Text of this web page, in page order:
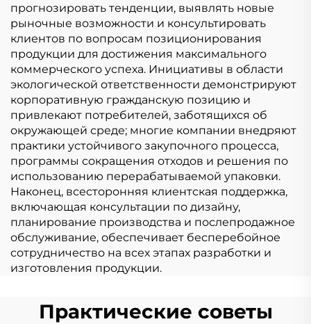
прогнозировать тенденции, выявлять новые
рыночные возможности и консультировать
клиентов по вопросам позиционирования
продукции для достижения максимального
коммерческого успеха. Инициативы в области
экологической ответственности демонстрируют
корпоративную гражданскую позицию и
привлекают потребителей, заботящихся об
окружающей среде; многие компании внедряют
практики устойчивого закупочного процесса,
программы сокращения отходов и решения по
использованию перерабатываемой упаковки.
Наконец, всесторонняя клиентская поддержка,
включающая консультации по дизайну,
планирование производства и послепродажное
обслуживание, обеспечивает бесперебойное
сотрудничество на всех этапах разработки и
изготовления продукции.
Практические советы